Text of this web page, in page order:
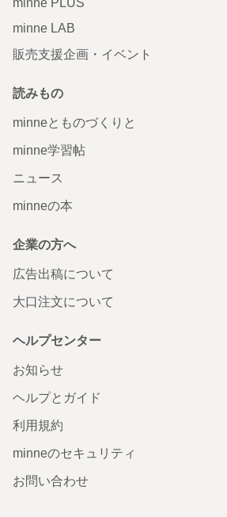
minne LAB
販売支援企画・イベント
読みもの
minneとものづくりと
minne学習帖
ニュース
minneの本
企業の方へ
広告出稿について
大口注文について
ヘルプセンター
お知らせ
ヘルプとガイド
利用規約
minneのセキュリティ
お問い合わせ